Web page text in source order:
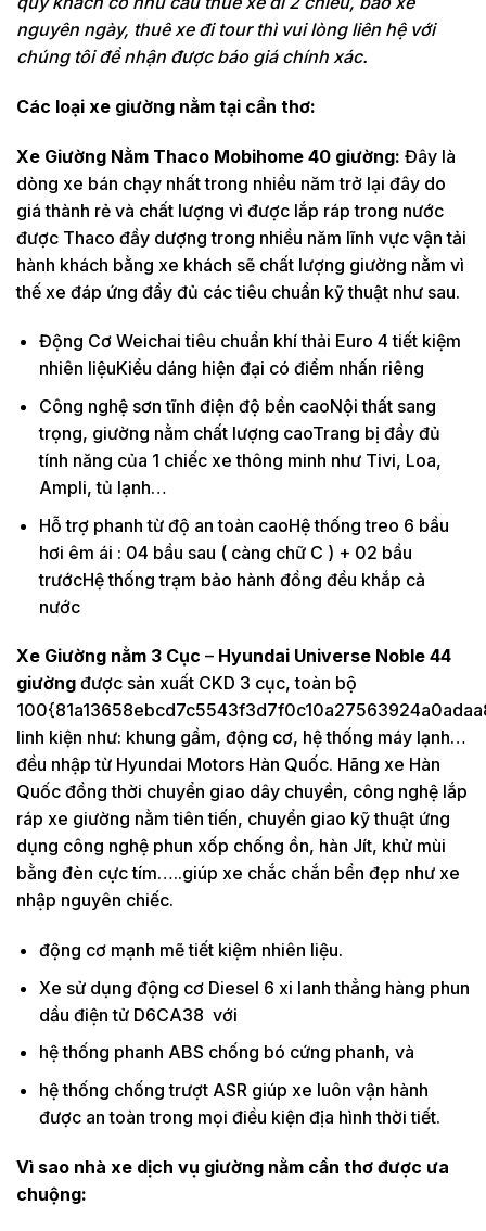
nguyên ngày, thuê xe đi tour thì vui lòng liên hệ với
chúng tôi để nhận được báo giá chính xác.
Các loại xe giường nằm tại cần thơ:
Xe Giường Nằm Thaco Mobihome 40 giường: Đây là
dòng xe bán chạy nhất trong nhiều năm trở lại đây do
giá thành rẻ và chất lượng vì được lắp ráp trong nước
được Thaco đầy dượng trong nhiều năm lĩnh vực vận tải
hành khách bằng xe khách sẽ chất lượng giường nằm vì
thế xe đáp ứng đầy đủ các tiêu chuẩn kỹ thuật như sau.
Động Cơ Weichai tiêu chuẩn khí thải Euro 4 tiết kiệm
nhiên liệuKiểu dáng hiện đại có điểm nhấn riêng
Công nghệ sơn tĩnh điện độ bền caoNội thất sang
trọng, giường nằm chất lượng caoTrang bị đầy đủ
tính năng của 1 chiếc xe thông minh như Tivi, Loa,
Ampli, tủ lạnh…
Hỗ trợ phanh từ độ an toàn caoHệ thống treo 6 bầu
hơi êm ái : 04 bầu sau ( càng chữ C ) + 02 bầu
trướcHệ thống trạm bảo hành đồng đều khắp cả
nước
Xe Giường nằm 3 Cục – Hyundai Universe Noble 44
giường được sản xuất CKD 3 cục, toàn bộ
linh kiện như: khung gầm, động cơ, hệ thống máy lạnh…
đều nhập từ Hyundai Motors Hàn Quốc. Hãng xe Hàn
Quốc đồng thời chuyển giao dây chuyền, công nghệ lắp
ráp xe giường nằm tiên tiến, chuyển giao kỹ thuật ứng
dụng công nghệ phun xốp chống ồn, hàn Jít, khử mùi
bằng đèn cực tím…..giúp xe chắc chắn bền đẹp như xe
nhập nguyên chiếc.
động cơ mạnh mẽ tiết kiệm nhiên liệu.
Xe sử dụng động cơ Diesel 6 xi lanh thẳng hàng phun
dầu điện tử D6CA38 với
hệ thống phanh ABS chống bó cứng phanh, và
hệ thống chống trượt ASR giúp xe luôn vận hành
được an toàn trong mọi điều kiện địa hình thời tiết.
Vì sao nhà xe dịch vụ giường nằm cần thơ được ưa
chuộng: